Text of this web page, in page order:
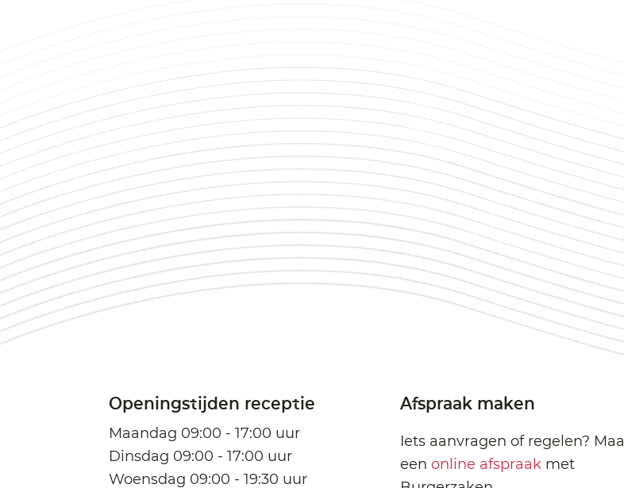
Openingstijden receptie
Maandag 09:00 - 17:00 uur
Dinsdag 09:00 - 17:00 uur
Woensdag 09:00 - 19:30 uur
Afspraak maken
Iets aanvragen of regelen?
een online afspraakmet